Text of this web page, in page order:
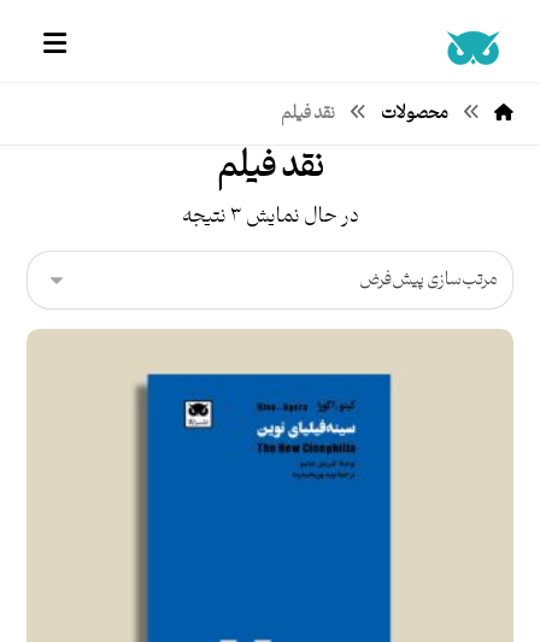
محصولات نقد فیلم
نقد فیلم
در حال نمایش ۳ نتیجه